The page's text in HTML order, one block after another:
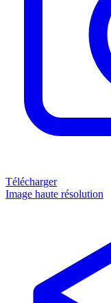
Télécharger
Image haute résolution